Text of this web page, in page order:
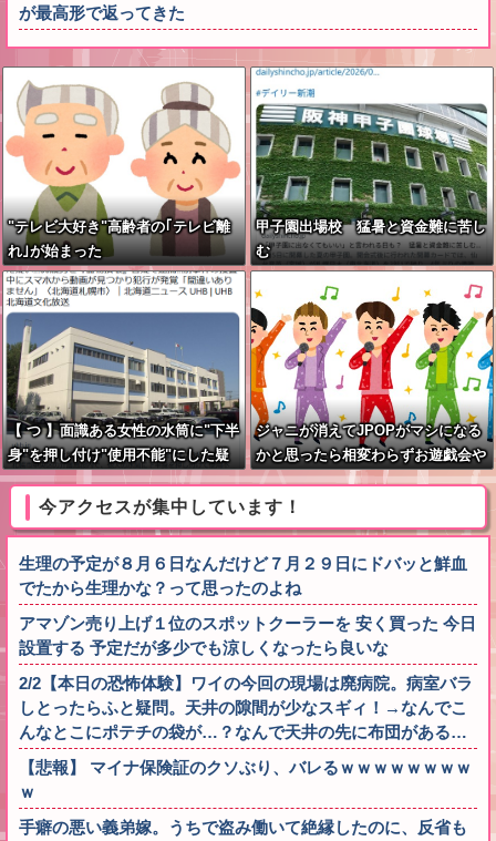
が最高形で返ってきた
"テレビ大好き"高齢者の｢テレビ離
れ｣が始まった
甲子園出場校 猛暑と資金難に苦し
む
【 つ 】面識ある女性の水筒に"下半
身"を押し付け"使用不能"にした疑
い 66歳男を「器物損壊」容疑で逮
捕 札幌市
ジャニが消えてJPOPがマシになる
かと思ったら相変わらずお遊戯会や
ってて笑う
今アクセスが集中しています！
生理の予定が８月６日なんだけど７月２９日にドバッと鮮血
でたから生理かな？って思ったのよね
アマゾン売り上げ１位のスポットクーラーを 安く買った 今日
設置する 予定だが多少でも涼しくなったら良いな
2/2【本日の恐怖体験】ワイの今回の現場は廃病院。病室バラ
しとったらふと疑問。天井の隙間が少なスギィ！→なんでこ
んなとこにポテチの袋が…？なんで天井の先に布団がある…
【悲報】 マイナ保険証のクソぶり、バレるｗｗｗｗｗｗｗｗ
ｗ
手癖の悪い義弟嫁。うちで盗み働いて絶縁したのに、反省も